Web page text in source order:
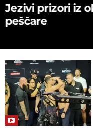
Jezivi prizori iz
peščare